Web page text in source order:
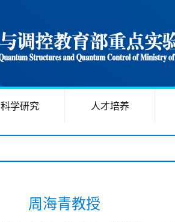
科学研究 人才培养
周海青教授